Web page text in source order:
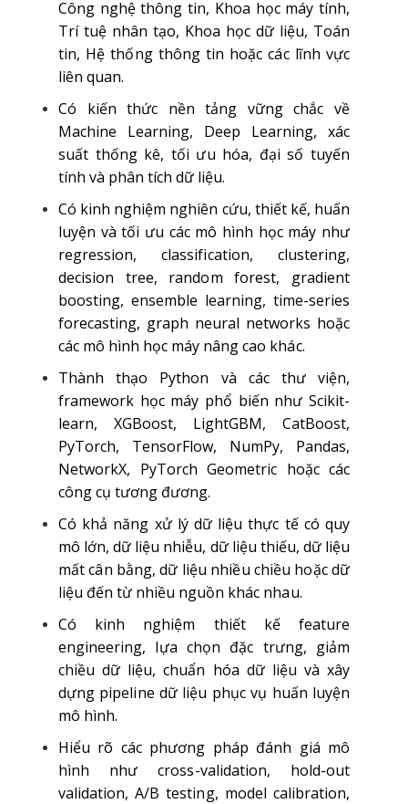
Công nghệ thông tin, Khoa học máy tính,
Trí tuệ nhân tạo, Khoa học dữ liệu, Toán
tin, Hệ thống thông tin hoặc các lĩnh vực
liên quan.
Có kiến thức nền tảng vững chắc về
Machine Learning, Deep Learning, xác
suất thống kê, tối ưu hóa, đại số tuyến
tính và phân tích dữ liệu.
Có kinh nghiệm nghiên cứu, thiết kế, huấn
luyện và tối ưu các mô hình học máy như
regression, classification, clustering,
decision tree, random forest, gradient
boosting, ensemble learning, time-series
forecasting, graph neural networks hoặc
các mô hình học máy nâng cao khác.
Thành thạo Python và các thư viện,
framework học máy phổ biến như Scikit-
learn, XGBoost, LightGBM, CatBoost,
PyTorch, TensorFlow, NumPy, Pandas,
NetworkX, PyTorch Geometric hoặc các
công cụ tương đương.
Có khả năng xử lý dữ liệu thực tế có quy
mô lớn, dữ liệu nhiễu, dữ liệu thiếu, dữ liệu
mất cân bằng, dữ liệu nhiều chiều hoặc dữ
liệu đến từ nhiều nguồn khác nhau.
Có kinh nghiệm thiết kế feature
engineering, lựa chọn đặc trưng, giảm
chiều dữ liệu, chuẩn hóa dữ liệu và xây
dựng pipeline dữ liệu phục vụ huấn luyện
mô hình.
Hiểu rõ các phương pháp đánh giá mô
hình như cross-validation, hold-out
validation, A/B testing, model calibration,